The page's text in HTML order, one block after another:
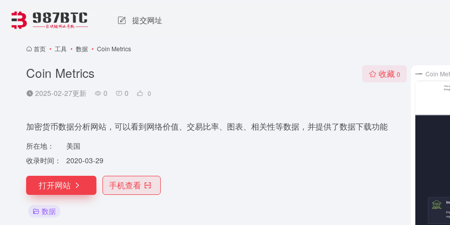
提交网址
首页 • 工具 • 数据 • Coin Metrics
Coin Metrics
2025-02-27更新 0 0 0
收藏 0
加密货币数据分析网站，可以看到网络价值、交易比率、图表、相关性等数据，并提供了数据下载功能
所在地：
美国
收录时间：
2020-03-29
打开网站 手机查看
数据
Coin